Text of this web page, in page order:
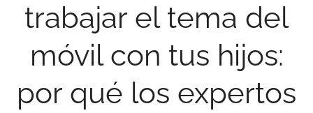
trabajar el tema del
móvil con tus hijos:
por qué los expertos